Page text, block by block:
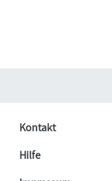
Kontakt
Hilfe